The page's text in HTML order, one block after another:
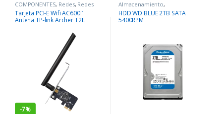
COMPONENTES, Redes, Redes
Tarjeta PCI-E Wifi AC600 1
Antena TP-link Archer T2E
-7%
Almacenamiento,
COMPONENTES
HDD WD BLUE 2TB SATA
5400RPM